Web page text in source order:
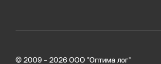
© 2009 - 2026 ООО "Оптима лог"